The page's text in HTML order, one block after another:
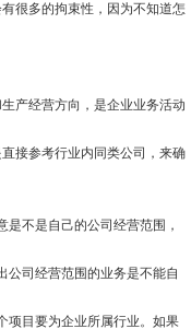
很多的拘束性，因为不知道怎
产经营方向，是企业业务活动
接参考行业内同类公司，来确
不是自己的公司经营范围，
司经营范围的业务是不能自
目要为企业所属行业。如果